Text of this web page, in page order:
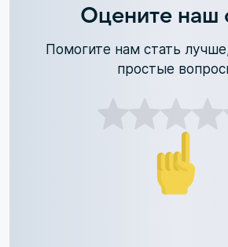
Оцените наш
Помогите нам стать
простые